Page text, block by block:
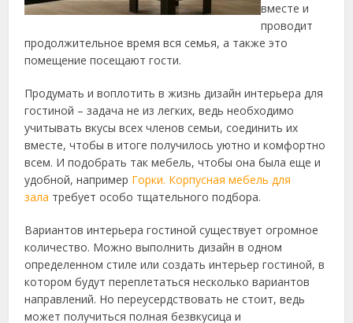
вместе и
проводит
продолжительное время вся семья, а также это
помещение посещают гости.
Продумать и воплотить в жизнь дизайн интерьера для
гостиной – задача не из легких, ведь необходимо
учитывать вкусы всех членов семьи, соединить их
вместе, чтобы в итоге получилось уютно и комфортно
всем. И подобрать так мебель, чтобы она была еще и
удобной, например Горки. Корпусная мебель для
зала требует особо тщательного подбора.
Вариантов интерьера гостиной существует огромное
количество. Можно выполнить дизайн в одном
определенном стиле или создать интерьер гостиной, в
котором будут переплетаться несколько вариантов
направлений. Но переусердствовать не стоит, ведь
может получиться полная безвкусица и